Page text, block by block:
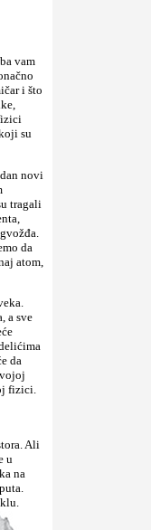
vam
i što
su
novi
tragali
da
atom,
a sve
da
fizici.
Ali
u
na